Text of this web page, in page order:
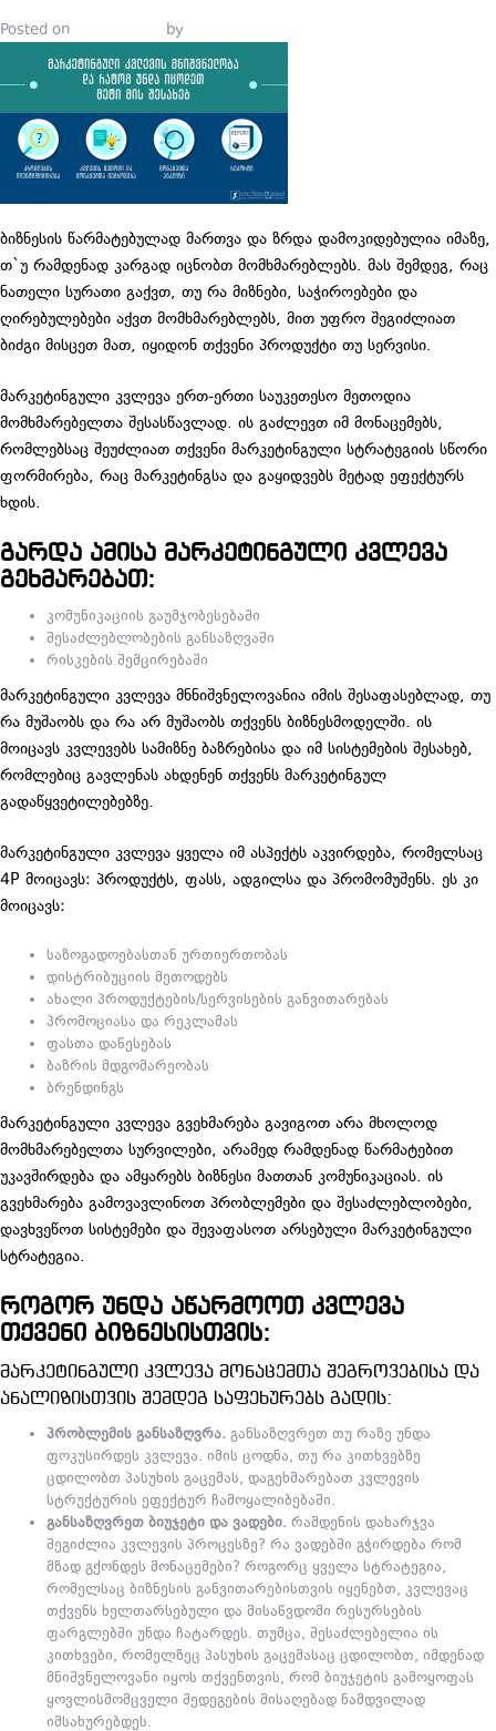
Posted on by
ბიზნესის წარმატებულად მართვა და ზრდა დამოკიდებულია იმაზე,
თ`უ რამდენად კარგად იცნობთ მომხმარებლებს. მას შემდეგ, რაც
ნათელი სურათი გაქვთ, თუ რა მიზნები, საჭიროებები და
ღირებულებები აქვთ მომხმარებლებს, მით უფრო შეგიძლიათ
ბიძგი მისცეთ მათ, იყიდონ თქვენი პროდუქტი თუ სერვისი.
მარკეტინგული კვლევა ერთ-ერთი საუკეთესო მეთოდია
მომხმარებელთა შესასწავლად. ის გაძლევთ იმ მონაცემებს,
რომლებსაც შეუძლიათ თქვენი მარკეტინგული სტრატეგიის სწორი
ფორმირება, რაც მარკეტინგსა და გაყიდვებს მეტად ეფექტურს
ხდის.
გარდა ამისა მარკეტინგული კვლევა
გეხმარებათ:
კომუნიკაციის გაუმჯობესებაში
შესაძლებლობების განსაზღვაში
რისკების შემცირებაში
მარკეტინგული კვლევა მნნიშვნელოვანია იმის შესაფასებლად, თუ
რა მუშაობს და რა არ მუშაობს თქვენს ბიზნესმოდელში. ის
მოიცავს კვლევებს სამიზნე ბაზრებისა და იმ სისტემების შესახებ,
რომლებიც გავლენას ახდენენ თქვენს მარკეტინგულ
გადაწყვეტილებებზე.
მარკეტინგული კვლევა ყველა იმ ასპექტს აკვირდება, რომელსაც
4P მოიცავს: პროდუქტს, ფასს, ადგილსა და პრომომუშენს. ეს კი
მოიცავს:
საზოგადოებასთან ურთიერთობას
დისტრიბუციის მეთოდებს
ახალი პროდუქტების/სერვისების განვითარებას
პრომოციასა და რეკლამას
ფასთა დაწესებას
ბაზრის მდგომარეობას
ბრენდინგს
მარკეტინგული კვლევა გვეხმარება გავიგოთ არა მხოლოდ
მომხმარებელთა სურვილები, არამედ რამდენად წარმატებით
უკავშირდება და ამყარებს ბიზნესი მათთან კომუნიკაციას. ის
გვეხმარება გამოვავლინოთ პრობლემები და შესაძლებლობები,
დავხვეწოთ სისტემები და შევაფასოთ არსებული მარკეტინგული
სტრატეგია.
როგორ უნდა აწარმოოთ კვლევა
თქვენი ბიზნესისთვის:
მარკეტინგული კვლევა მონაცემთა შეგროვებისა და
ანალიზისთვის შემდეგ საფეხურებს გადის:
პრობლემის განსაზღვრა. განსაზღვრეთ თუ რაზე უნდა
ფოკუსირდეს კვლევა. იმის ცოდნა, თუ რა კითხვებზე
ცდილობთ პასუხის გაცემას, დაგეხმარებათ კვლევის
სტრუქტურის ეფექტურ ჩამოყალიბებაში.
განსაზღვრეთ ბიუჯეტი და ვადები. რამდენის დახარჯვა
შეგიძლია კვლევის პროცესზე? რა ვადებში გჭირდება რომ
მზად გქონდეს მონაცემები? როგორც ყველა სტრატეგია,
რომელსაც ბიზნესის განვითარებისთვის იყენებთ, კვლევაც
თქვენს ხელთარსებული და მისაწვდომი რესურსების
ფარგლებში უნდა ჩატარდეს. თუმცა, შესაძლებელია ის
კითხვები, რომელზეც პასუხის გაცემასაც ცდილობთ, იმდენად
მნიშვნელოვანი იყოს თქვენთვის, რომ ბიუჯეტის გამოყოფას
ყოვლისმომცველი შედეგების მისაღებად ნამდვილად
იმსახურებდეს.